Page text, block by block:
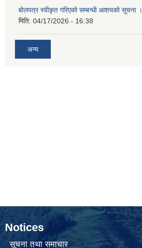
बोलपत्र स्वीकृत गरिएको सम्बन्धी आशयको सूचना ।
मिति: 04/17/2026 - 16:38
अन्य
Notices
सूचना तथा समाचार